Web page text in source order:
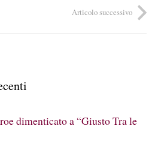
Articolo successivo
dimenticato a “Giusto Tra le